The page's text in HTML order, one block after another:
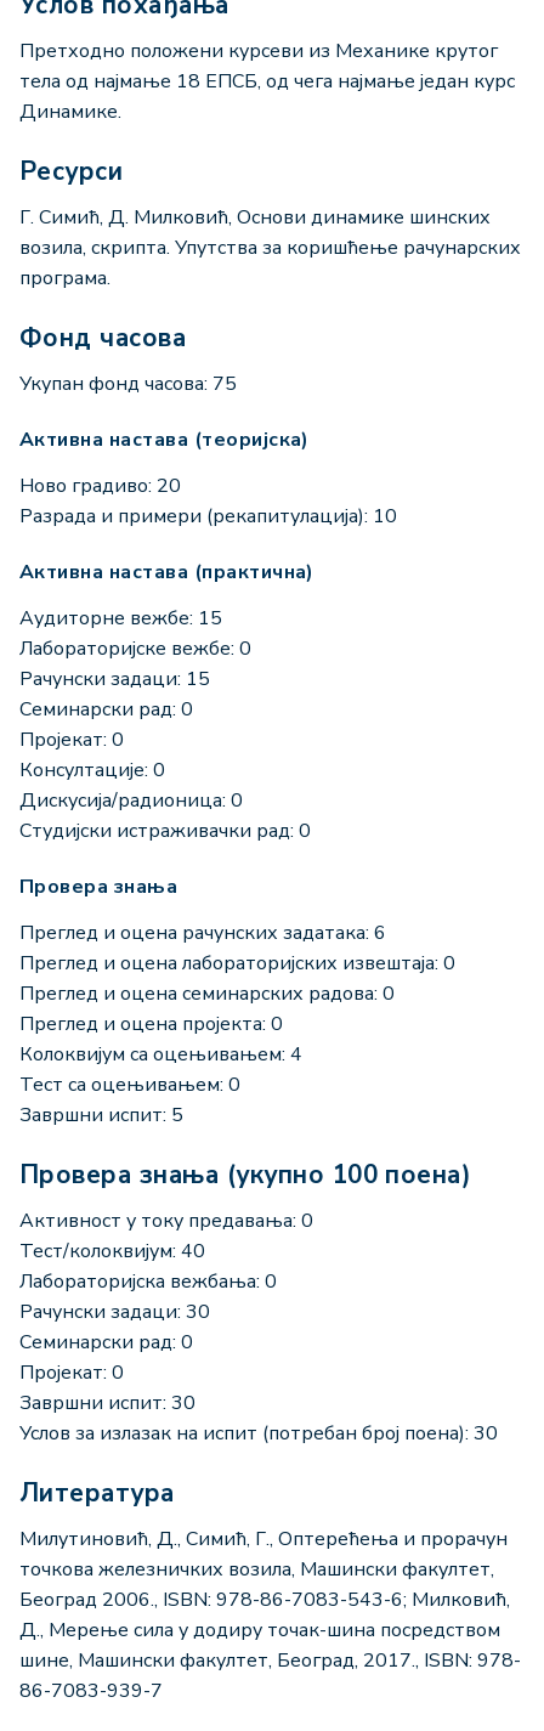
Претходно положени курсеви из Механике крутог
тела од најмање 18 ЕПСБ, од чега најмање један курс
Динамике.
Ресурси
Г. Симић, Д. Милковић, Основи динамике шинских
возила, скрипта. Упутства за коришћење рачунарских
програма.
Фонд часова
Укупан фонд часова: 75
Активна настава (теоријска)
Ново градиво: 20
Разрада и примери (рекапитулација): 10
Активна настава (практична)
Аудиторне вежбе: 15
Лабораторијске вежбе: 0
Рачунски задаци: 15
Семинарски рад: 0
Пројекат: 0
Консултације: 0
Дискусија/радионица: 0
Студијски истраживачки рад: 0
Провера знања
Преглед и оцена рачунских задатака: 6
Преглед и оцена лабораторијских извештаја: 0
Преглед и оцена семинарских радова: 0
Преглед и оцена пројекта: 0
Колоквијум са оцењивањем: 4
Тест са оцењивањем: 0
Завршни испит: 5
Провера знања (укупно 100 поена)
Активност у току предавања: 0
Тест/колоквијум: 40
Лабораторијска вежбања: 0
Рачунски задаци: 30
Семинарски рад: 0
Пројекат: 0
Завршни испит: 30
Услов за излазак на испит (потребан број поена): 30
Литература
Милутиновић, Д., Симић, Г., Оптерећења и прорачун
точкова железничких возила, Машински факултет,
Београд 2006., ISBN: 978-86-7083-543-6; Милковић,
Д., Мерење сила у додиру точак-шина посредством
шине, Машински факултет, Београд, 2017., ISBN: 978-
86-7083-939-7